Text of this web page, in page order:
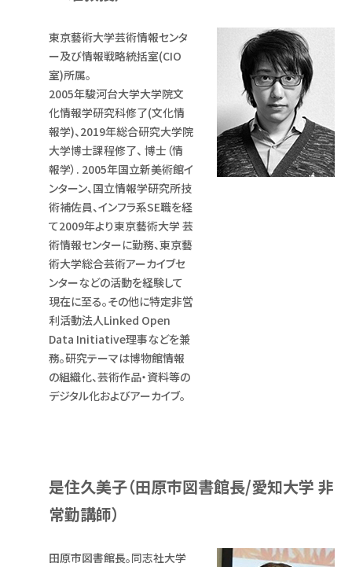
東京藝術大学芸術情報センタ
ー及び情報戦略統括室(CIO
室)所属。
2005年駿河台大学大学院文
化情報学研究科修了(文化情
報学)、2019年総合研究大学院
大学博士課程修了、 博士（情
報学）. 2005年国立新美術館イ
ンターン、国立情報学研究所技
術補佐員、インフラ系SE職を経
て2009年より東京藝術大学 芸
術情報センターに勤務、東京藝
術大学総合芸術アーカイブセ
ンターなどの活動を経験して
現在に至る。その他に特定非営
利活動法人Linked Open
Data Initiative理事などを兼
務。研究テーマは博物館情報
の組織化、芸術作品・資料等の
デジタル化およびアーカイブ。
是住久美子（田原市図書館長/愛知大学 非
常勤講師）
田原市図書館長。同志社大学